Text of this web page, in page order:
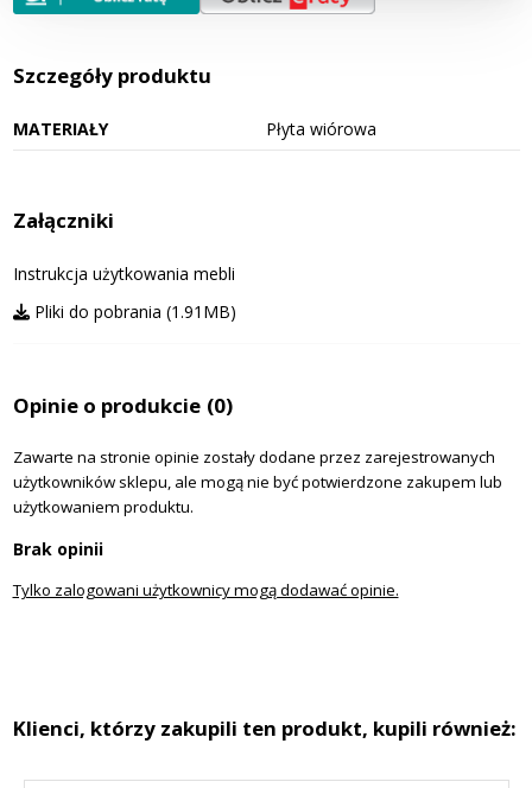
Szczegóły produktu
MATERIAŁY Płyta wiórowa
Załączniki
Instrukcja użytkowania mebli
Pliki do pobrania (1.91MB)
Opinie o produkcie (0)
Zawarte na stronie opinie zostały dodane przez zarejestrowanych
użytkowników sklepu, ale mogą nie być potwierdzone zakupem lub
użytkowaniem produktu.
Brak opinii
Tylko zalogowani użytkownicy mogą dodawać opinie.
Klienci, którzy zakupili ten produkt, kupili również: